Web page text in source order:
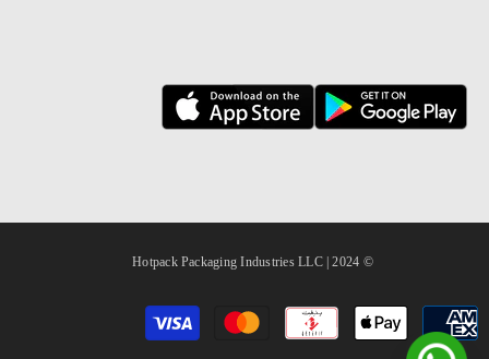
© 2024 | Hotpack Packaging Industries LLC
طرق
الدفع